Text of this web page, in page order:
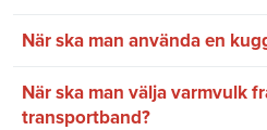
När ska man använda en
När ska man välja varmvulk
transportband?